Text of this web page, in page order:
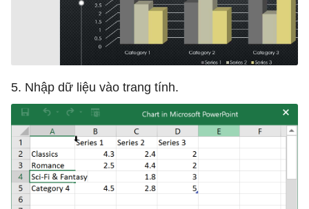
5. Nhập dữ liệu vào trang tính.